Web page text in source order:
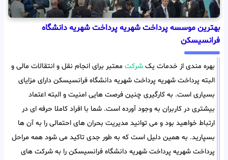
بهترین موسسه پرداخت شهریه پرداخت شهریه دانشگاه
فرانسیسکن
بهره مندی از خدمات یک شرکت معتبر برای انجام نقل و انتقالات مالی و
البته پرداخت شهریه پرداخت شهریه دانشگاه فرانسیسکن دارای مزایای
بسیاری است. به کارگیری چنین فرصت هایی امنیت و البته اعتماد
بیشتری در کاربران به وجود آورده است. شما با افراد کاملا حرفه ای در
ارتباط خواهید بود و می توانید مدیریت بحران های احتمالی را به آن ها
بسپارید. به همین دلیل است که به طور جدی تاکید می شود همه مراحل
پرداخت شهریه پرداخت شهریه دانشگاه فرانسیسکن را به شرکت های